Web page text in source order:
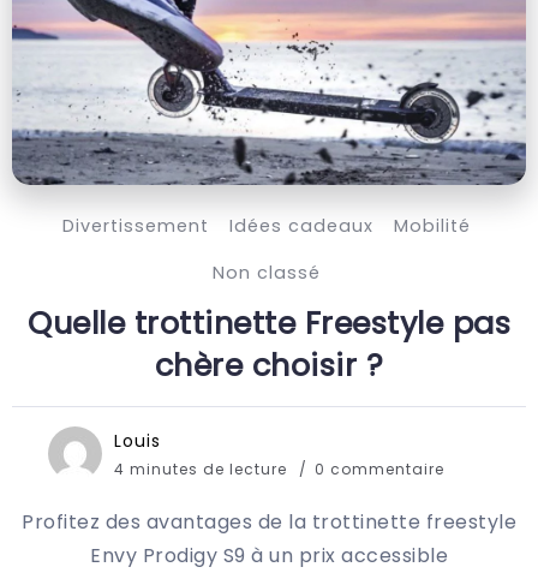
Divertissement Idées cadeaux
Mobilité
Non classé
Quelle trottinette Freestyle pas
chère choisir ?
Louis
4 minutes de lecture 0 commentaire
Profitez des avantages de la trottinette freestyle
Envy Prodigy S9 à un prix accessible